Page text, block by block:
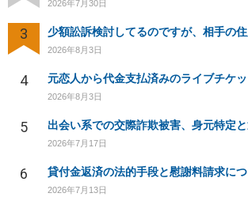
2026年7月30日
3 少額訟訴検討してるのですが、相手の
2026年8月3日
4 元恋人から代金支払済みのライブチケッ
2026年8月3日
5 出会い系での交際詐欺被害、身元特定
2026年7月17日
6 貸付金返済の法的手段と慰謝料請求に
2026年7月13日